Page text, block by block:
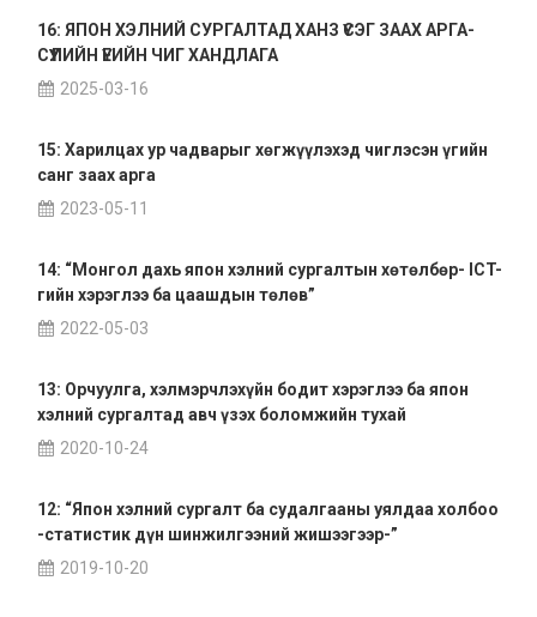
16: ЯПОН ХЭЛНИЙ СУРГАЛТАД ХАНЗ ҮСЭГ ЗААХ АРГА-
СҮҮЛИЙН ҮЕИЙН ЧИГ ХАНДЛАГА
2025-03-16
15: Харилцах ур чадварыг хөгжүүлэхэд чиглэсэн үгийн
санг заах арга
2023-05-11
14: “Монгол дахь япон хэлний сургалтын хөтөлбөр- ICT-
гийн хэрэглээ ба цаашдын төлөв”
2022-05-03
13: Орчуулга, хэлмэрчлэхүйн бодит хэрэглээ ба япон
хэлний сургалтад авч үзэх боломжийн тухай
2020-10-24
12: “Япон хэлний сургалт ба судалгааны уялдаа холбоо
-статистик дүн шинжилгээний жишээгээр-”
2019-10-20